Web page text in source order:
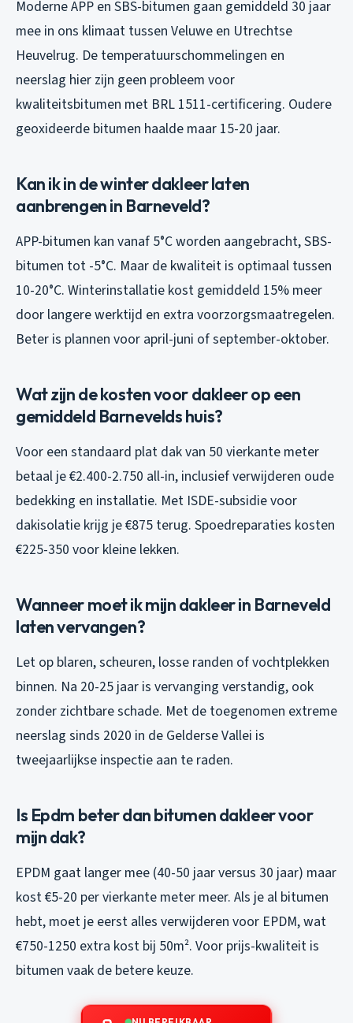
Moderne APP en SBS-bitumen gaan gemiddeld 30 jaar
mee in ons klimaat tussen Veluwe en Utrechtse
Heuvelrug. De temperatuurschommelingen en
neerslag hier zijn geen probleem voor
kwaliteitsbitumen met BRL 1511-certificering. Oudere
geoxideerde bitumen haalde maar 15-20 jaar.
Kan ik in de winter dakleer laten
aanbrengen in Barneveld?
APP-bitumen kan vanaf 5°C worden aangebracht, SBS-
bitumen tot -5°C. Maar de kwaliteit is optimaal tussen
10-20°C. Winterinstallatie kost gemiddeld 15% meer
door langere werktijd en extra voorzorgsmaatregelen.
Beter is plannen voor april-juni of september-oktober.
Wat zijn de kosten voor dakleer op een
gemiddeld Barnevelds huis?
Voor een standaard plat dak van 50 vierkante meter
betaal je €2.400-2.750 all-in, inclusief verwijderen oude
bedekking en installatie. Met ISDE-subsidie voor
dakisolatie krijg je €875 terug. Spoedreparaties kosten
€225-350 voor kleine lekken.
Wanneer moet ik mijn dakleer in Barneveld
laten vervangen?
Let op blaren, scheuren, losse randen of vochtplekken
binnen. Na 20-25 jaar is vervanging verstandig, ook
zonder zichtbare schade. Met de toegenomen extreme
neerslag sinds 2020 in de Gelderse Vallei is
tweejaarlijkse inspectie aan te raden.
Is Epdm beter dan bitumen dakleer voor
mijn dak?
EPDM gaat langer mee (40-50 jaar versus 30 jaar) maar
kost €5-20 per vierkante meter meer. Als je al bitumen
hebt, moet je eerst alles verwijderen voor EPDM, wat
€750-1250 extra kost bij 50m². Voor prijs-kwaliteit is
bitumen vaak de betere keuze.